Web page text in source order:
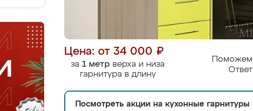
Цена: от 34 000 ₽
за 1 метр верха и низа
гарнитура в длину
Поможем
Посмотреть акции на кухонные гарнитуры